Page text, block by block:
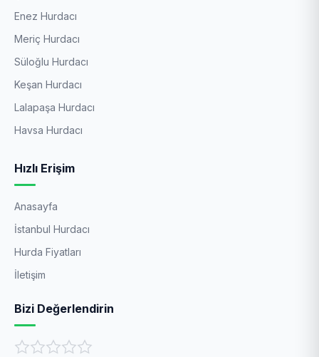
Enez Hurdacı
Meriç Hurdacı
Süloğlu Hurdacı
Keşan Hurdacı
Lalapaşa Hurdacı
Havsa Hurdacı
Hızlı Erişim
Anasayfa
İstanbul Hurdacı
Hurda Fiyatları
İletişim
Bizi Değerlendirin